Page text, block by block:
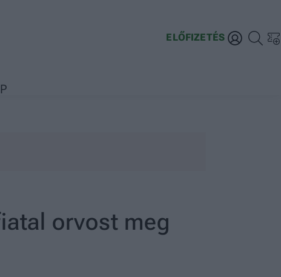
ELŐFIZETÉS
orvost meg